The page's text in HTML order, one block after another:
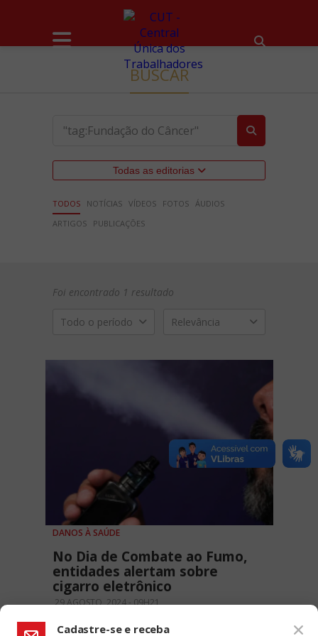
BUSCAR
Todas as editorias
TODOS NOTÍCIAS VÍDEOS FOTOS ÁUDIOS
ARTIGOS
PUBLICAÇÕES
Foi encontrado 1 resultado
Todo o período Relevância
DANOS À SAÚDE
No Dia de Combate ao Fumo,
entidades alertam sobre
cigarro eletrônico
29 AGOSTO, 2024 - 09H21
Cadastre-se e receba